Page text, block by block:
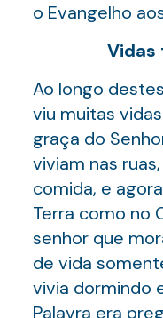
o Evangelho
Vidas
Ao longo
viu muitas
graça do
viviam nas
comida, e
Terra como no
senhor que
de vida
vivia dormindo
Palavra era